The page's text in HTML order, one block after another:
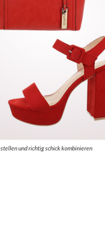
und richtig schick kombinieren